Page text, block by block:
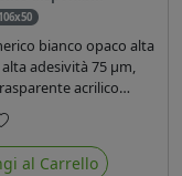
106x50
bianco opaco alta
adesività 75 µm,
acrilico
durata 5-7
PE su entrambi
di certificato ignifugo
Preferiti
al Carrello